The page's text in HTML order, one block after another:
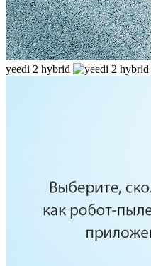
yeedi 2 hybrid